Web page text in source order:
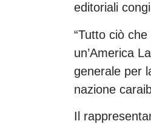
editoriali
“Tutto ciò
un’America
generale per
nazione
Il